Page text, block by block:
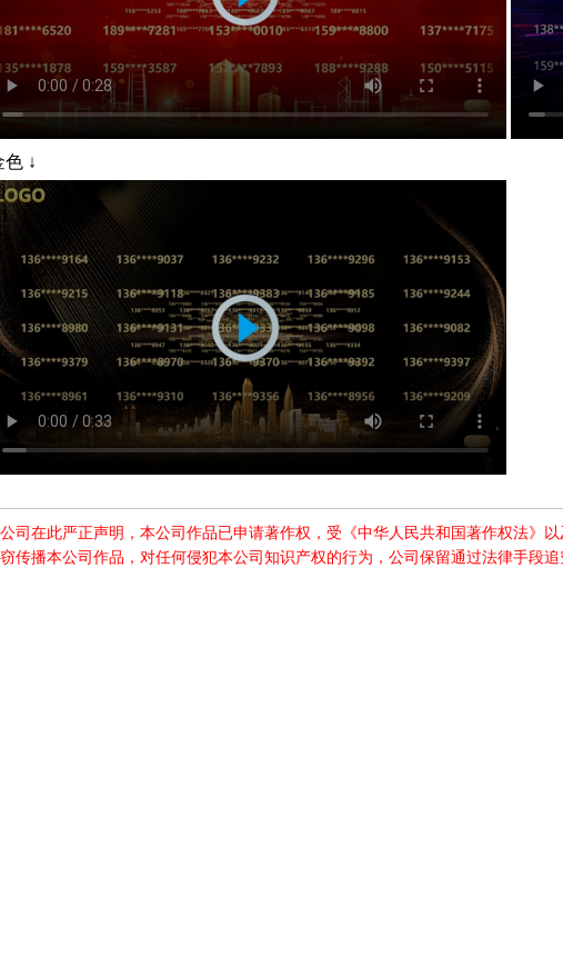
色
司在此严正声明，本公司作品已申请著作权，受《中华人民共和国著作权法》
传播本公司作品，对任何侵犯本公司知识产权的行为，公司保留通过法律手段追